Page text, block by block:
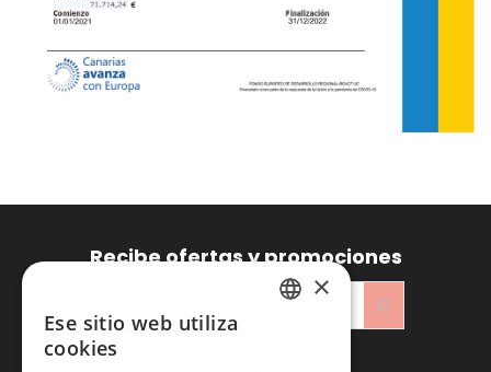
Recibe ofertas y promociones
He leído y acepto la
×
Ese sitio web utiliza
cookies